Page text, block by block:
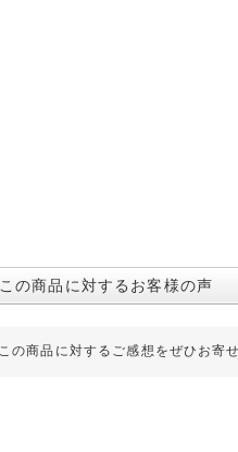
この商品に対するお客様の声
この商品に対するご感想をぜひお寄